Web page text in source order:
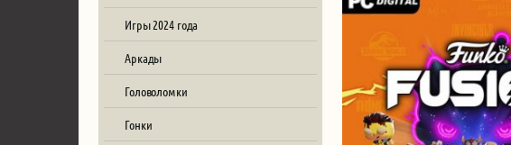
Игры 2024 года
Аркады
Головоломки
Гонки